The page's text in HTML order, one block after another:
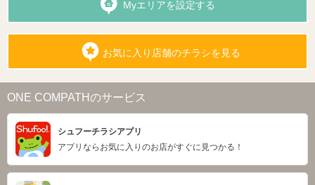
Myエリアを設定する
お気に入り店舗のチラシを見る
ONE COMPATHのサービス
シュフーチラシアプリ
アプリならお気に入りのお店がすぐに見つかる！